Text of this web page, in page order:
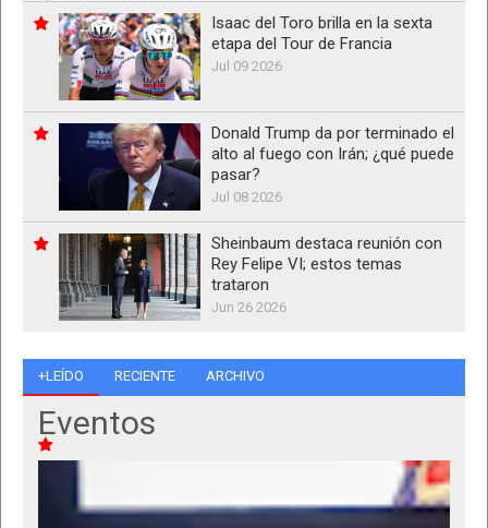
Isaac del Toro brilla en la sexta
etapa del Tour de Francia
Jul 09 2026
Donald Trump da por terminado el
alto al fuego con Irán; ¿qué puede
pasar?
Jul 08 2026
Sheinbaum destaca reunión con
Rey Felipe VI; estos temas
trataron
Jun 26 2026
+LEÍDO RECIENTE ARCHIVO
Eventos